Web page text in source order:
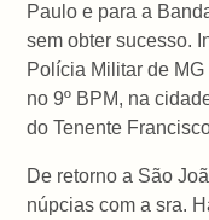
Paulo e para a
sem obter sucesso.
Polícia Militar de
no 9º BPM, na
do Tenente
De retorno a São
núpcias com a sra.